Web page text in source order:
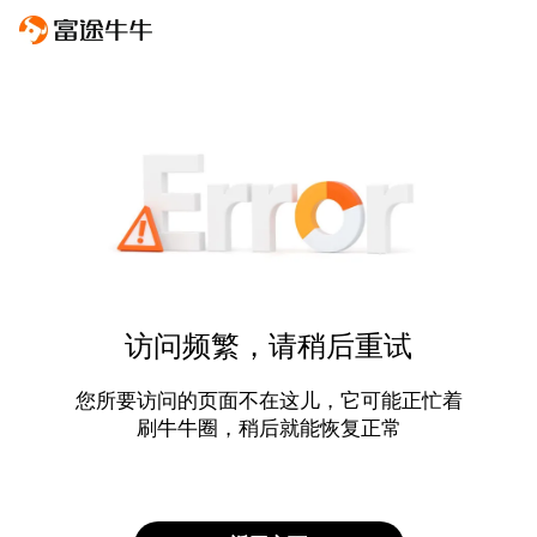
访问频繁，请稍后重试
您所要访问的页面不在这儿，它可能正忙着
刷牛牛圈，稍后就能恢复正常